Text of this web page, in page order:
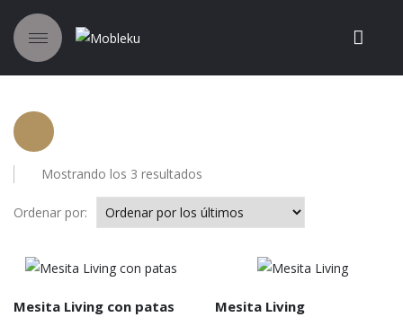
Mostrando los 3 resultados
los
últimos
Ordenar por:
Mesita Living con patas Mesita Living